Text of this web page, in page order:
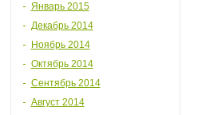
Январь 2015
Декабрь 2014
Ноябрь 2014
Октябрь 2014
Сентябрь 2014
Август 2014